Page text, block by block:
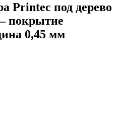
Printec под дерево
покрытие
0,45 мм